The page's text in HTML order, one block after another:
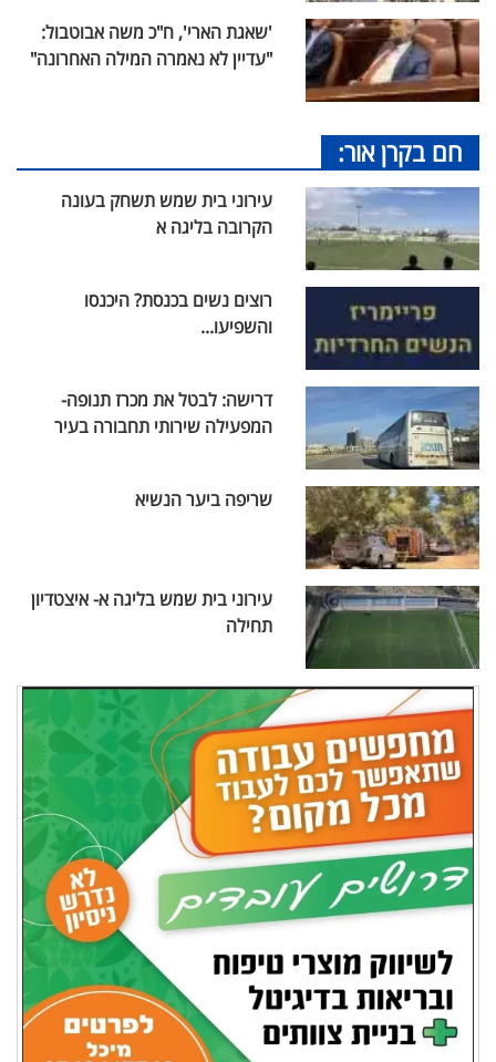
'שאגת הארי', ח"כ משה אבוטבול:
"עדיין לא נאמרה המילה האחרונה"
חם בקרן אור:
עירוני בית שמש תשחק בעונה
הקרובה בליגה א
רוצים נשים בכנסת? היכנסו
והשפיעו...
דרישה: לבטל את מכרז תנופה-
המפעילה שירותי תחבורה בעיר
שריפה ביער הנשיא
עירוני בית שמש בליגה א- איצטדיון
תחילה